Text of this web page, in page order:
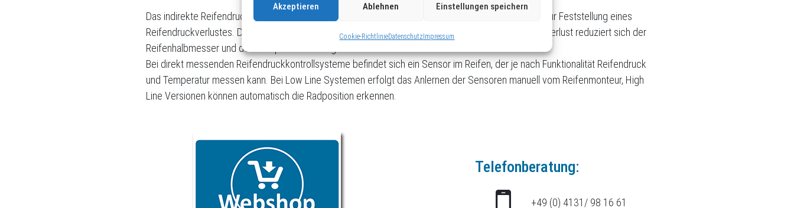
Akzeptieren Ablehnen Einstellungen speichern
Cookie-RichtlinieDatenschutzImpressum
Das indirekte Reifendruckkontrollsystem verwendet die Raddrehzahlen als Berechnungsgrundlage zur Feststellung eines
Reifendruckverlustes. Dabei werden andauernd alle vier Raddrehzahlen verglichen. Bei Reifendruckverlust reduziert sich der
Reifenhalbmesser und dementsprechend steigt die Raddrehzahl an.
Bei direkt messenden Reifendruckkontrollsysteme befindet sich ein Sensor im Reifen, der je nach Funktionalität Reifendruck
und Temperatur messen kann. Bei Low Line Systemen erfolgt das Anlernen der Sensoren manuell vom Reifenmonteur, High
Line Versionen können automatisch die Radposition erkennen.
Telefonberatung:
+49 (0) 4131/ 98 16 61